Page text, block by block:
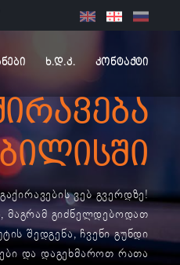
ხ.დ.კ. კონტაქტი
ვებ გვერდზე!
მაგრამ გიძნელდებოდათ
შედგენა, ჩვენი გუნდი
და დაგეხმაროთ რათა